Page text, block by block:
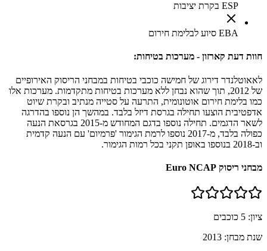
ESP בקרת יציבות
EBA סיוע לבלימת חירום
חוות דעת קארזון - מערכות בטיחות:
לאאוטלנדר דירוג של חמישה כוכבי בטיחות במבחני הריסוק האירופיים
של 2012, תוך שהוא נבחן ללא מערכות בטיחות מתקדמות. מערכות אלו
כמו בלימת חירום אוטונומית, התרעה על סטייה מנתיב ובקרת שיוט
אדפטיבית הוצעו תחילה בגרסת דיזל בלבד. במהשך הן נוספו בהדרגה
לשאר הדגמים. תחילה נוספו בדגם המחודש מ-2015 בגרסאת הנעה
כפולה בלבד, מ-2017 נוספו לרמת הגימור 'פרמיום' עם הנעה קדמית
וב-2018 בנוספו באופן תקני בכל רמות הגימור.
מבחני ריסוק Euro NCAP
ציון: 5 כוכבים
שנת מבחן: 2013